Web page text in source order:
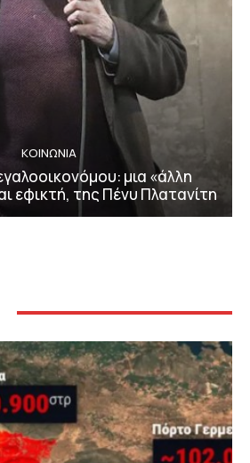
ΚΟΙΝΩΝΙΑ
μια «άλλη
εφικτή, της Πένυ Πλατανίτη